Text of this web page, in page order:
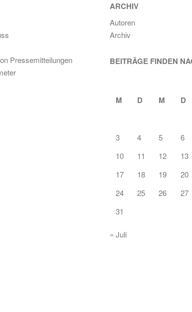
Pressemitteilungen
ARCHIV
Autoren
Archiv
BEITRÄGE FINDEN
M D M D
3
4 5 6
10
11 12 13
17
18 19 20
24
25 26 27
31
« Juli